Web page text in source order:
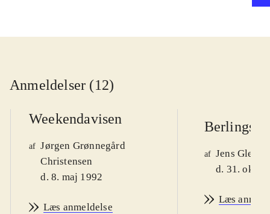
Anmeldelser (12)
Weekendavisen
af Jørgen Grønnegård
Christensen
d. 8. maj 1992
Læs anmeldelse
af Jens
d. 31. okt.
Læs